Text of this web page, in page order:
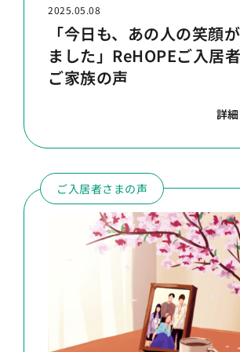
2025.05.08
「今日も、あの人の笑顔
ました」ReHOPEご入居
ご家族の声
詳
ご入居者さまの声